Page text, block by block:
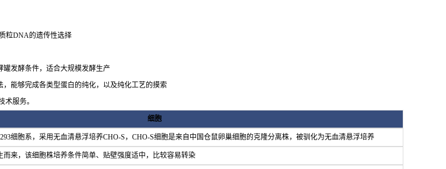
粒DNA的遗传性选择
发酵条件，适合大规模发酵生产
能够完成各类型蛋白的纯化，以及纯化工艺的摸索
服务。
细胞
细胞系，采用无血清悬浮培养CHO-S，CHO-S细胞是来自中国仓鼠卵巢细胞的克隆分离株，被驯化为无血清悬浮培养
而来，该细胞株培养条件简单、贴壁强度适中，比较容易转染